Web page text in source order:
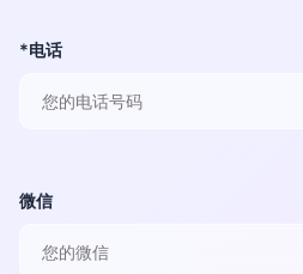
*电话
微信